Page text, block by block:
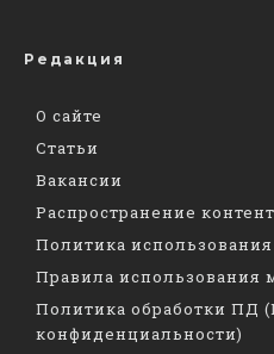
Редакция
О сайте
Статьи
Вакансии
Распространение
Политика
Правила использования
Политика обработки ПД
конфиденциальности)